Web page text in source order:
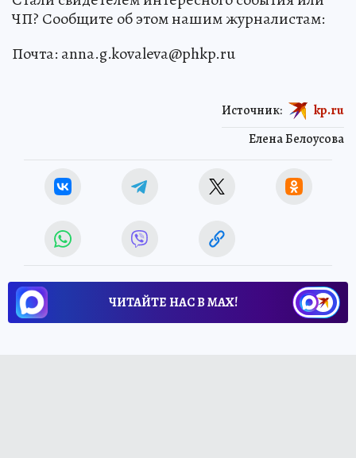
ЧП? Сообщите об этом нашим журналистам:
Почта: anna.g.kovaleva@phkp.ru
Елена Белоусова
Источник: kp.ru
ЧИТАЙТЕ НАС В МАХ!